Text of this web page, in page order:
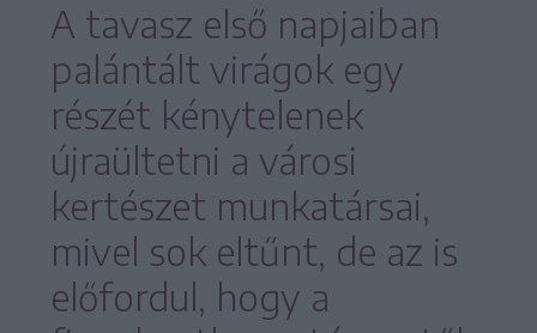
A tavasz első napjaiban
palántált virágok egy
részét kénytelenek
újraültetni a városi
kertészet munkatársai,
mivel sok eltűnt, de az is
előfordul, hogy a